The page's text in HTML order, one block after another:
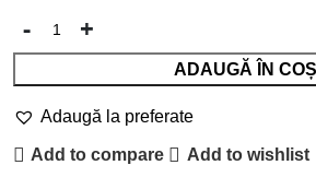
ADAUGĂ ÎN COȘ
Adaugă la preferate
Add to compare Add to wishlist